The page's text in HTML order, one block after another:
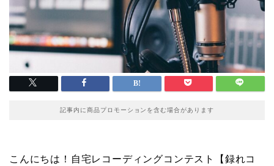
記事内に商品プロモーションを含む場合があります
こんにちは！自宅レコーディングコンテスト【録れコ